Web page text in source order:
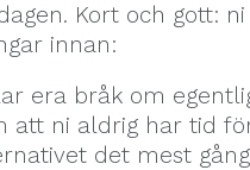
Kort och gott:
innan:
era bråk om
att ni aldrig har tid
det mest